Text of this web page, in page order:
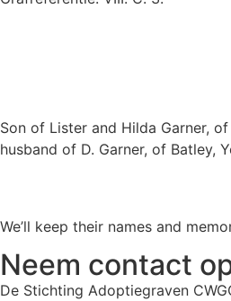
Son of Lister and Hilda Garner,
husband of D. Garner, of Batley,
We’ll keep their names and
Neem contact
De Stichting Adoptiegraven